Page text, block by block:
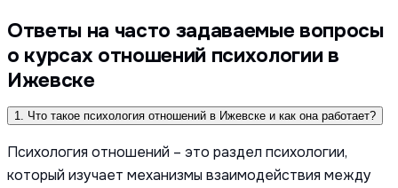
Ответы на часто задаваемые вопросы
о курсах отношений психологии в
Ижевске
1. Что такое психология отношений в Ижевске и как она работает?
Психология отношений – это раздел психологии,
который изучает механизмы взаимодействия между